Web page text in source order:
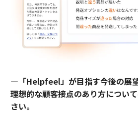
―「Helpfeel」が目指す今後の展
理想的な顧客接点のあり方につい
さい。